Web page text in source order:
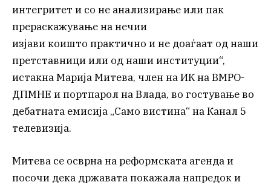
интегритет и со не анализирање или пак
прераскажување на нечии
изјави коишто практично и не доаѓаат од наши
претставници или од наши институции“,
истакна Марија Митева, член на ИК на ВМРО-
ДПМНЕ и портпарол на Влада, во гостување во
дебатната емисија „Само вистина“ на Канал 5
телевизија.
Митева се осврна на реформската агенда и
посочи дека државата покажала напредок и